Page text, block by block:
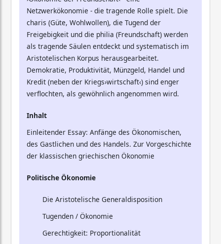
Netzwerkökonomie - die tragende Rolle spielt. Die
charis (Güte, Wohlwollen), die Tugend der
Freigebigkeit und die philia (Freundschaft) werden
als tragende Säulen entdeckt und systematisch im
Aristotelischen Korpus herausgearbeitet.
Demokratie, Produktivität, Münzgeld, Handel und
Kredit (neben der Kriegs›wirtschaft‹) sind enger
verflochten, als gewöhnlich angenommen wird.
Inhalt
Einleitender Essay: Anfänge des Ökonomischen,
des Gastlichen und des Handels. Zur Vorgeschichte
der klassischen griechischen Ökonomie
Politische Ökonomie
Die Aristotelische Generaldisposition
Tugenden / Ökonomie
Gerechtigkeit: Proportionalität